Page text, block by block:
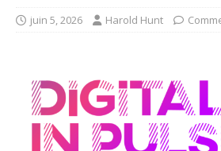
juin 5, 2026 Harold Hunt